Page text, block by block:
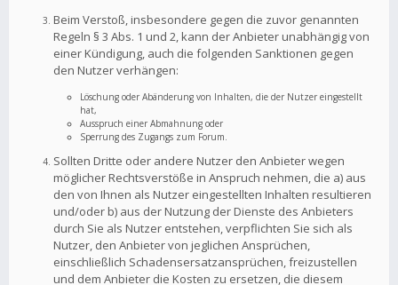
Beim Verstoß, insbesondere gegen die zuvor genannten
Regeln § 3 Abs. 1 und 2, kann der Anbieter unabhängig von
einer Kündigung, auch die folgenden Sanktionen gegen
den Nutzer verhängen:
Löschung oder Abänderung von Inhalten, die der Nutzer eingestellt
hat,
Ausspruch einer Abmahnung oder
Sperrung des Zugangs zum Forum.
Sollten Dritte oder andere Nutzer den Anbieter wegen
möglicher Rechtsverstöße in Anspruch nehmen, die a) aus
den von Ihnen als Nutzer eingestellten Inhalten resultieren
und/oder b) aus der Nutzung der Dienste des Anbieters
durch Sie als Nutzer entstehen, verpflichten Sie sich als
Nutzer, den Anbieter von jeglichen Ansprüchen,
einschließlich Schadensersatzansprüchen, freizustellen
und dem Anbieter die Kosten zu ersetzen, die diesem